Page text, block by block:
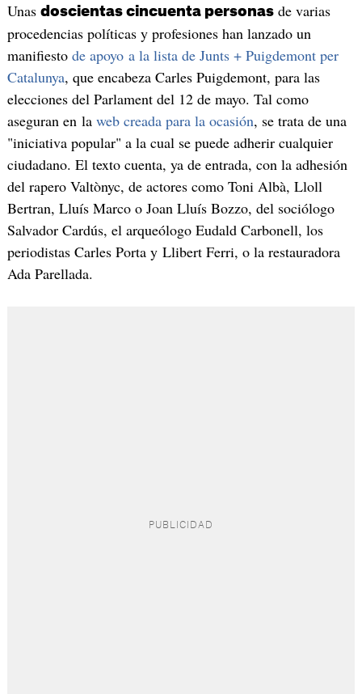
Unas doscientas cincuenta personasde varias
procedencias políticas y profesiones han lanzado un
manifiesto de apoyo a la lista de Junts + Puigdemont per
Catalunya, que encabeza Carles Puigdemont, para las
elecciones del Parlament del 12 de mayo. Tal como
aseguran en la web creada para la ocasión, se trata de una
"iniciativa popular" a la cual se puede adherir cualquier
ciudadano. El texto cuenta, ya de entrada, con la adhesión
del rapero Valtònyc, de actores como Toni Albà, Lloll
Bertran, Lluís Marco o Joan Lluís Bozzo, del sociólogo
Salvador Cardús, el arqueólogo Eudald Carbonell, los
periodistas Carles Porta y Llibert Ferri, o la restauradora
Ada Parellada.